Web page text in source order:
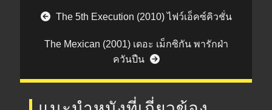
Post navigation
The 5th Execution (2010) ไฟว์เอ็คซ์คิวชั่น
The Mexican (2001) เดอะ เม็กซิกัน พารักฝ่า
ควันปืน